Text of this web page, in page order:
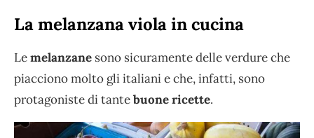
La melanzana viola in cucina
Lemelanzane sono sicuramente delle verdure che
piacciono molto gli italiani e che, infatti, sono
protagoniste di tantebuone ricette.